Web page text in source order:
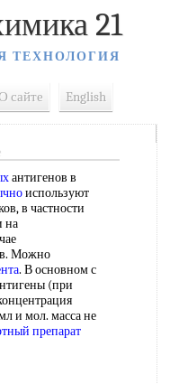
21
ТЕХНОЛОГИЯ
сайте English
антигенов в
используют
в частности
на
Можно
. В основном с
(при
и мол. масса не
препарат